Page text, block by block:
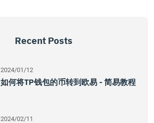
Recent Posts
2024/01/12
如何将TP钱包的币转到欧易 - 简易教程
2024/02/11